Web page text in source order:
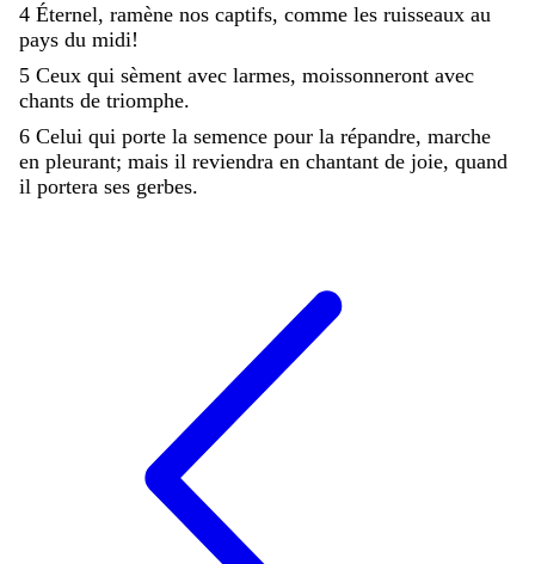
4 Éternel, ramène nos captifs, comme les ruisseaux au
pays du midi!
5 Ceux qui sèment avec larmes, moissonneront avec
chants de triomphe.
6 Celui qui porte la semence pour la répandre, marche
en pleurant; mais il reviendra en chantant de joie, quand
il portera ses gerbes.